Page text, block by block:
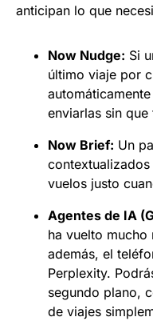
anticipan lo que
Now Nudge: Si
último viaje por
enviarlas sin
Now Brief: Un
vuelos justo
Agentes de IA
ha vuelto mucho
además, el
Perplexity.
segundo plano,
de viajes